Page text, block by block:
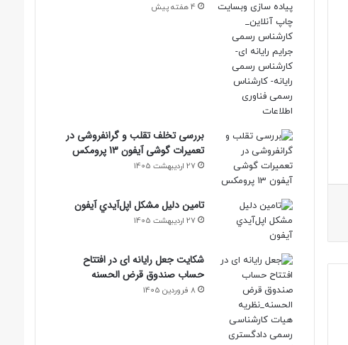
4 هفته پیش
بررسی تخلف تقلب و گرانفروشی در
تعمیرات گوشی آیفون 13 پرومکس
27 اردیبهشت 1405
تامين دليل مشکل اپل‌آيدي آيفون
27 اردیبهشت 1405
شکایت جعل رایانه ای در افتتاح
حساب صندوق قرض الحسنه
8 فروردین 1405